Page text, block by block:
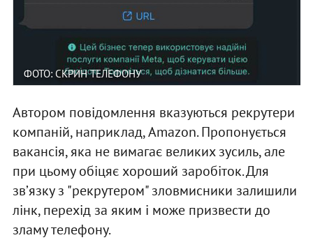
ФОТО: СКРИН ТЕЛЕФОНУ
Автором повідомлення вказуються рекрутери
компаній, наприклад, Amazon. Пропонується
вакансія, яка не вимагає великих зусиль, але
при цьому обіцяє хороший заробіток. Для
звʼязку з "рекрутером" зловмисники залишили
лінк, перехід за яким і може призвести до
зламу телефону.